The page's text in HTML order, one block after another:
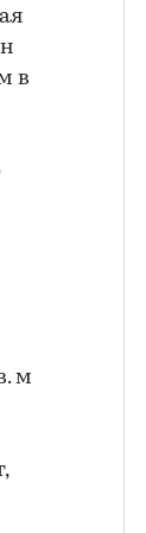
в
м